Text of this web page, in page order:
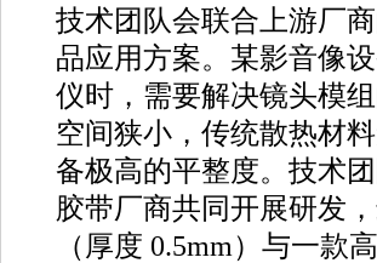
技术团队会联合上游厂
品应用方案。某影音像
仪时，需要解决镜头模
空间狭小，传统散热材
备极高的平整度。技术
胶带厂商共同开展研发
（厚度 0.5mm）与一款